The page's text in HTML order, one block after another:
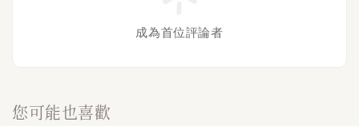
成為首位評論者
您可能也喜歡